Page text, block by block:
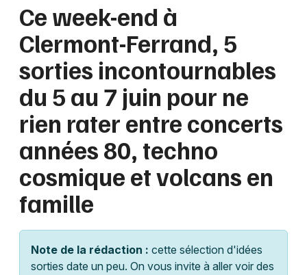
Grands événements
Activité & Expérience
Manifestations
Foires & salons
Spectacles
Concerts
Sports
Bordeaux
Colmar
Lille
Lyon
Marseille
Mulhouse
Montpellier
Nantes
Paris
Ce week-end à
Clermont-Ferrand, 5
sorties incontournables
du 5 au 7 juin pour ne
rien rater entre concerts
années 80, techno
cosmique et volcans en
famille
Note de la rédaction : cette sélection d'idées
sorties date un peu. On vous invite à aller voir des
Auvergne
Partout Près de moi
Quand ?
Effacer les dates
Aujourd'hui
Demain Ce week-end Autre